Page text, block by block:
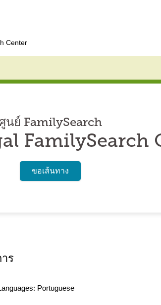
Center
นย์ FamilySearch
FamilySearch
ขอเส้นทาง
ร
Portuguese